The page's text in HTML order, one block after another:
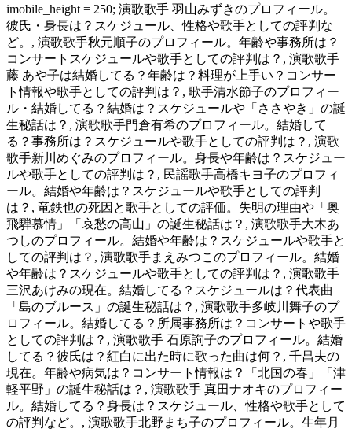
imobile_height = 250; 演歌歌手 羽山みずきのプロフィール。
彼氏・身長は？スケジュール、性格や歌手としての評判な
ど。, 演歌歌手秋元順子のプロフィール。年齢や事務所は？
コンサートスケジュールや歌手としての評判は？, 演歌歌手
藤 あや子は結婚してる？年齢は？料理が上手い？コンサー
ト情報や歌手としての評判は？, 歌手清水節子のプロフィー
ル・結婚してる？結婚は？スケジュールや「ささやき」の誕
生秘話は？, 演歌歌手門倉有希のプロフィール。結婚して
る？事務所は？スケジュールや歌手としての評判は？, 演歌
歌手新川めぐみのプロフィール。身長や年齢は？スケジュー
ルや歌手としての評判は？, 民謡歌手高橋キヨ子のプロフィ
ール。結婚や年齢は？スケジュールや歌手としての評判
は？, 竜鉄也の死因と歌手としての評価。失明の理由や「奥
飛騨慕情」「哀愁の高山」の誕生秘話は？, 演歌歌手大木あ
つしのプロフィール。結婚や年齢は？スケジュールや歌手と
しての評判は？, 演歌歌手まえみつこのプロフィール。結婚
や年齢は？スケジュールや歌手としての評判は？, 演歌歌手
三沢あけみの現在。結婚してる？スケジュールは？代表曲
「島のブルース」の誕生秘話は？, 演歌歌手多岐川舞子のプ
ロフィール。結婚してる？所属事務所は？コンサートや歌手
としての評判は？, 演歌歌手 石原詢子のプロフィール。結婚
してる？彼氏は？紅白に出た時に歌った曲は何？, 千昌夫の
現在。年齢や病気は？コンサート情報は？「北国の春」「津
軽平野」の誕生秘話は？, 演歌歌手 真田ナオキのプロフィー
ル。結婚してる？身長は？スケジュール、性格や歌手として
の評判など。, 演歌歌手北野まち子のプロフィール。生年月